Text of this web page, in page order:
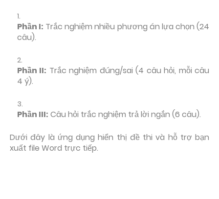
Phần I: Trắc nghiệm nhiều phương án lựa chọn (24
câu).
Phần II: Trắc nghiệm đúng/sai (4 câu hỏi, mỗi câu
4 ý).
Phần III: Câu hỏi trắc nghiệm trả lời ngắn (6 câu).
Dưới đây là ứng dụng hiển thị đề thi và hỗ trợ bạn
xuất file Word trực tiếp.